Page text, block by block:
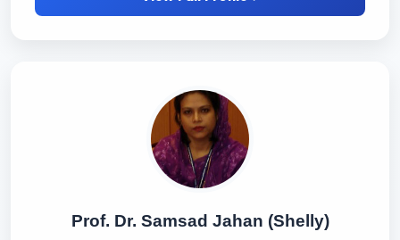
Prof. Dr. Samsad Jahan (Shelly)